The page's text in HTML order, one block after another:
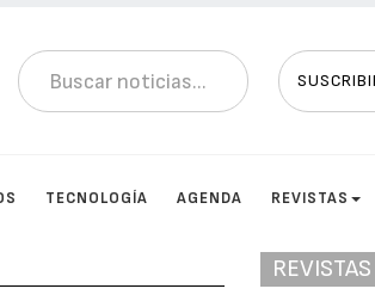
TECNOLOGÍA AGENDA REVISTAS
REVISTAS